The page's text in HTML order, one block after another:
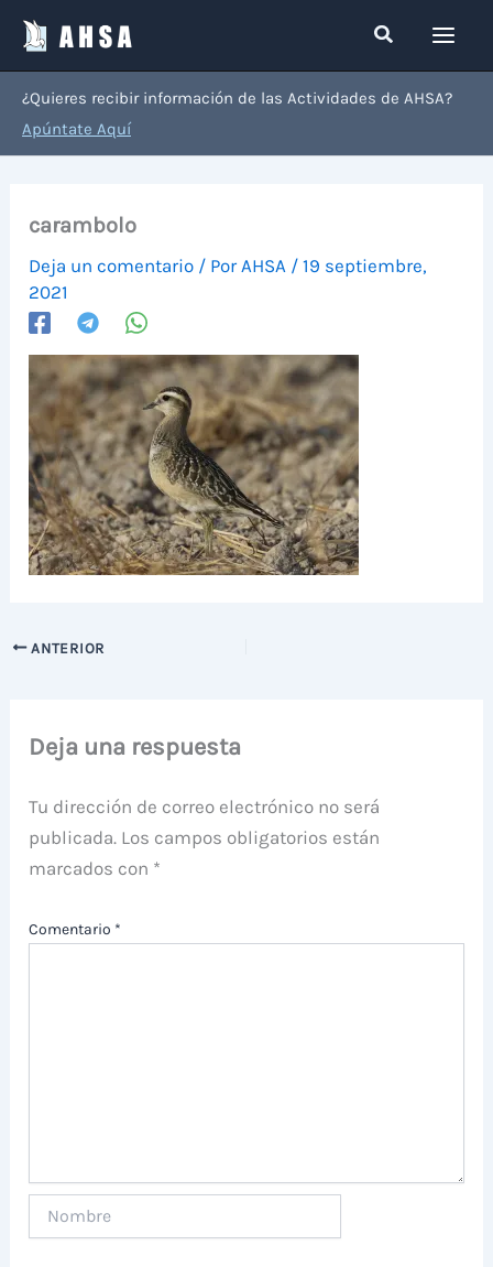
contenido
Buscar
¿Quieres recibir información de las Actividades de AHSA?
Apúntate Aquí
carambolo
Deja un comentario / Por AHSA /19 septiembre,
2021
ANTERIOR
Deja una respuesta
Tu dirección de correo electrónico no será
publicada. Los campos obligatorios están
marcados con *
Comentario *